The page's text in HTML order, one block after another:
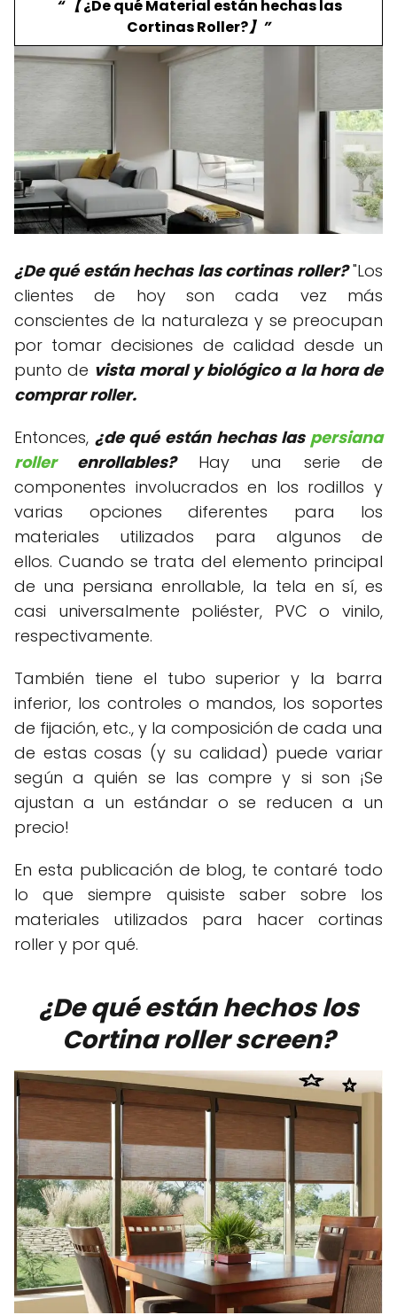
“ 【¿De qué Material están hechas las
Cortinas Roller?】”
¿De qué están hechas las cortinas roller?"Los
clientes de hoy son cada vez más
conscientes de la naturaleza y se preocupan
por tomar decisiones de calidad desde un
punto de vista moral y biológico a la hora de
comprar roller.
Entonces, ¿de qué están hechas las persiana
rollerenrollables?Hay una serie de
componentes involucrados en los rodillos y
varias opciones diferentes para los
materiales utilizados para algunos de
ellos. Cuando se trata del elemento principal
de una persiana enrollable, la tela en sí, es
casi universalmente poliéster, PVC o vinilo,
respectivamente.
También tiene el tubo superior y la barra
inferior, los controles o mandos, los soportes
de fijación, etc., y la composición de cada una
de estas cosas (y su calidad) puede variar
según a quién se las compre y si son ¡Se
ajustan a un estándar o se reducen a un
precio!
En esta publicación de blog, te contaré todo
lo que siempre quisiste saber sobre los
materiales utilizados para hacer cortinas
roller y por qué.
¿De qué están hechos los
Cortina roller screen?